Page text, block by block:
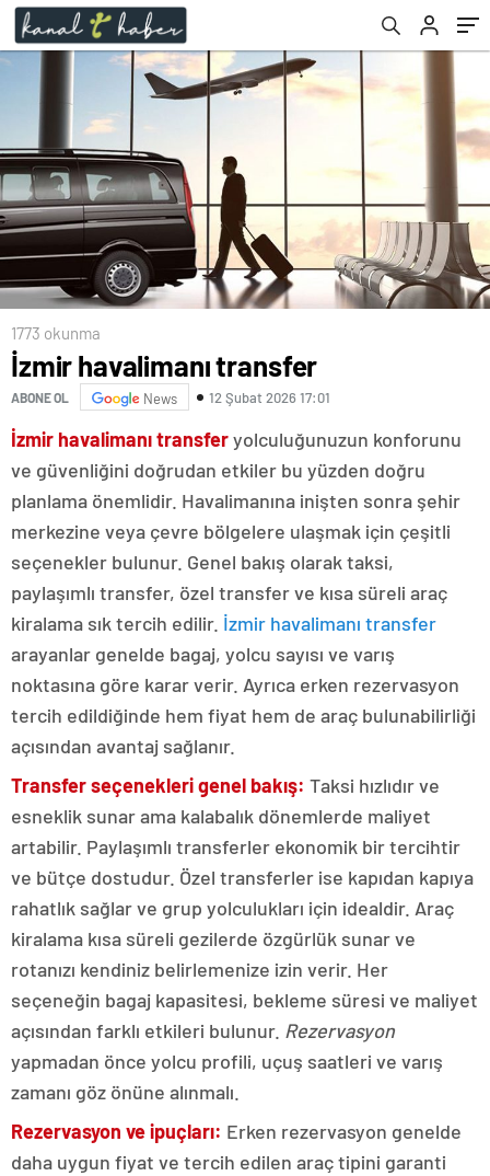
1773 okunma
İzmir havalimanı transfer
ABONE OL News 12 Şubat 2026 17:01
İzmir havalimanı transferyolculuğunuzun konforunu
ve güvenliğini doğrudan etkiler bu yüzden doğru
planlama önemlidir. Havalimanına inişten sonra şehir
merkezine veya çevre bölgelere ulaşmak için çeşitli
seçenekler bulunur. Genel bakış olarak taksi,
paylaşımlı transfer, özel transfer ve kısa süreli araç
kiralama sık tercih edilir. İzmir havalimanı transfer
arayanlar genelde bagaj, yolcu sayısı ve varış
noktasına göre karar verir. Ayrıca erken rezervasyon
tercih edildiğinde hem fiyat hem de araç bulunabilirliği
açısından avantaj sağlanır.
Transfer seçenekleri genel bakış: Taksi hızlıdır ve
esneklik sunar ama kalabalık dönemlerde maliyet
artabilir. Paylaşımlı transferler ekonomik bir tercihtir
ve bütçe dostudur. Özel transferler ise kapıdan kapıya
rahatlık sağlar ve grup yolculukları için idealdir. Araç
kiralama kısa süreli gezilerde özgürlük sunar ve
rotanızı kendiniz belirlemenize izin verir. Her
seçeneğin bagaj kapasitesi, bekleme süresi ve maliyet
açısından farklı etkileri bulunur. Rezervasyon
yapmadan önce yolcu profili, uçuş saatleri ve varış
zamanı göz önüne alınmalı.
Rezervasyon ve ipuçları: Erken rezervasyon genelde
daha uygun fiyat ve tercih edilen araç tipini garanti